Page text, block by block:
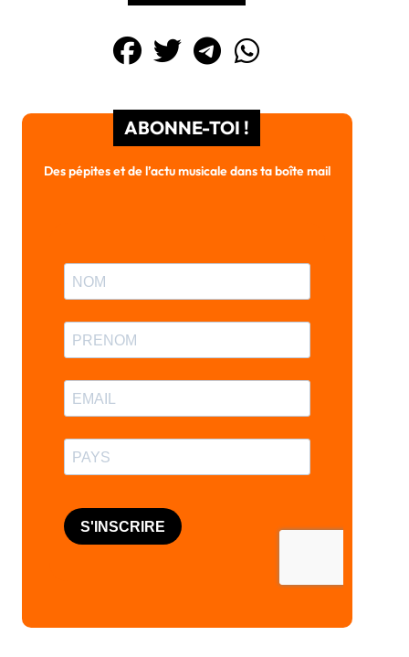
ABONNE-TOI !
Des pépites et de l’actu musicale dans ta boîte mail